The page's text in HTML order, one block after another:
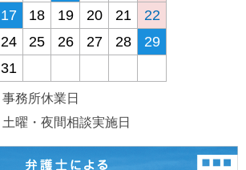
17 18 19 20 21
22
24 25 26 27 28
29
31
事務所休業日
土曜・夜間相談実施日